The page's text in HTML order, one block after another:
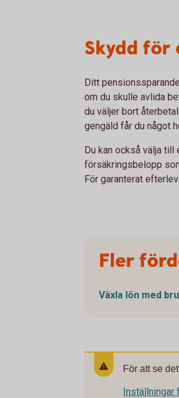
Skydd för
Ditt
om du skulle avlida
du väljer bort
gengäld får du något
Du kan också välja
försäkringsbelopp
För garanterat
Fler
Växla lön med
För att se
Inställningar